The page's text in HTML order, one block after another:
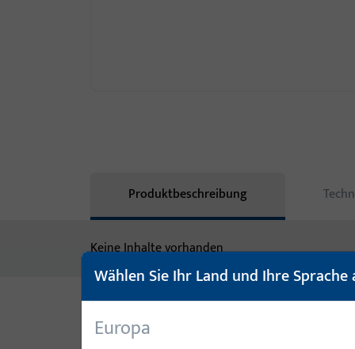
Produktbeschreibung
Keine Inhalte vorhanden
Varianten
Wählen Sie Ihr Land und Ihre Sprache
Europa